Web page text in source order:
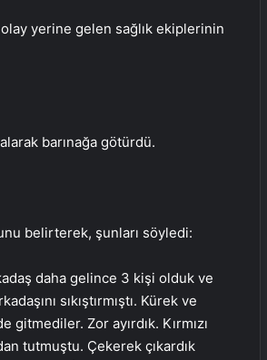
olay yerine gelen sağlık ekiplerinin
barınağa götürdü.
belirterek, şunları söyledi:
daha gelince 3 kişi olduk ve
sıkıştırmıştı. Kürek ve
Zor ayırdık. Kırmızı
tutmuştu. Çekerek çıkardık
Aydın’da Uyuşturucu Operasyonu:
15 Tutuklama